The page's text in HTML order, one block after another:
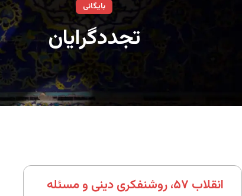
بایگانی
تجددگرایان
انقلاب ۵۷، روشنفکری دینی و مسئله‌